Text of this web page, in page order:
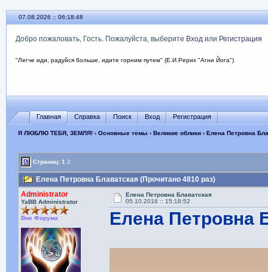
07.08.2026 :: 06:18:49
Добро пожаловать, Гость. Пожалуйста, выберите Входили Регистрация
"Легче иди, радуйся больше, идите горним путем" (Е.И.Рерих "Агни Йога")
Главная Справка Поиск Вход Регистрация
Я ЛЮБЛЮ ТЕБЯ, ЗЕМЛЯ!› Основные темы › Великие облики› Елена Петровна
Страниц:1 2
Елена Петровна Блаватская (Прочитано 4810 раз)
Administrator
YaBB Administrator
Вне Форума
Елена Петровна Блаватская
05.10.2016 :: 15:18:52
Елена Петровна